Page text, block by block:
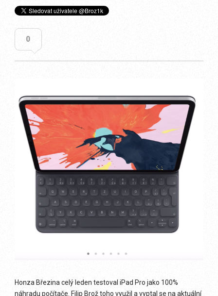
0
Honza Březina celý leden testoval iPad Pro jako 100%
náhradu počítače. Filip Brož toho využil a vyptal se na aktuální